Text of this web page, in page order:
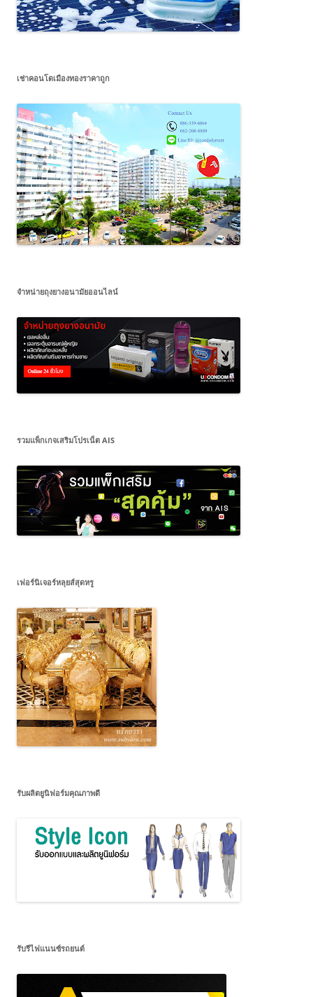
เช่าคอนโดเมืองทองราคาถูก
จำหน่ายถุงยางอนามัยออนไลน์
รวมแพ็กเกจเสริมโปรเน็ต AIS
เฟอร์นิเจอร์หลุยส์สุดหรู
รับผลิตยูนิฟอร์มคุณภาพดี
รับรีไฟแนนซ์รถยนต์